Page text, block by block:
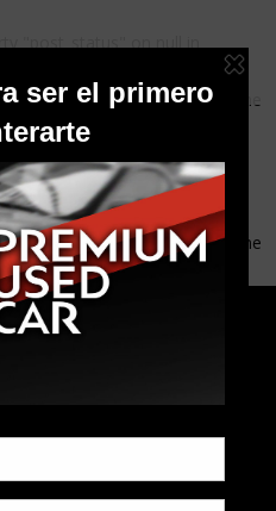
"post_status" on null in
base/document.phpon line
"post_status" on null in
wp-
base/document.php on line